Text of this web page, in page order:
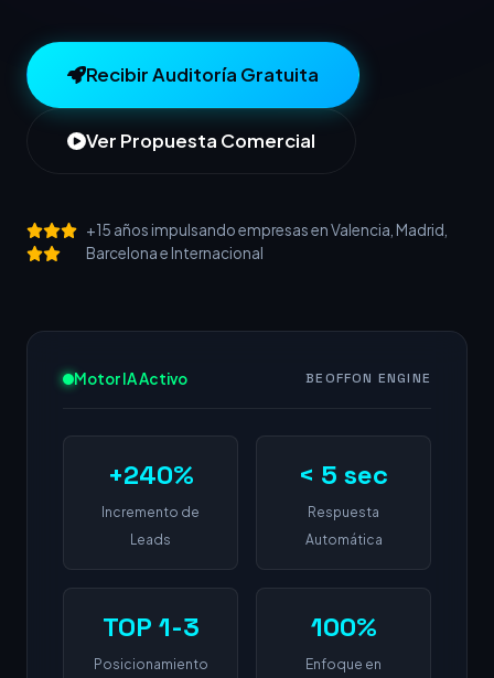
Recibir Auditoría Gratuita
Ver Propuesta Comercial
+15 años impulsando empresas en Valencia, Madrid,
Barcelona e Internacional
Motor IA Activo BEOFFON ENGINE
+240%
Incremento de
Leads
< 5 sec
Respuesta
Automática
TOP 1-3
Posicionamiento
100%
Enfoque en